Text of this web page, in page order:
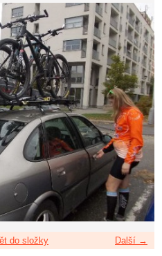
Další →
do složky